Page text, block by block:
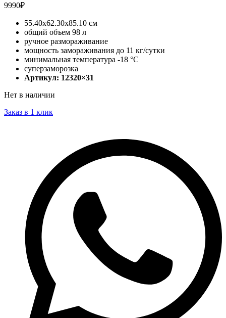
9990₽
55.40х62.30х85.10 см
общий объем 98 л
ручное размораживание
мощность замораживания до 11 кг/сутки
минимальная температура -18 °С
суперзаморозка
Артикул: 12320×31
Нет в наличии
Заказ в 1 клик